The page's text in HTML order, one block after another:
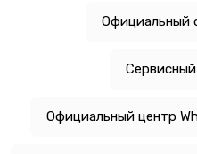
Официальный
Официальный центр